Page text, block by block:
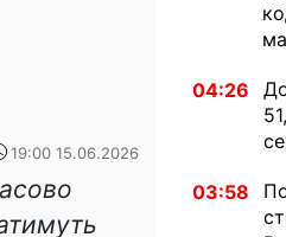
19:00 15.06.2026
04:26
03:58